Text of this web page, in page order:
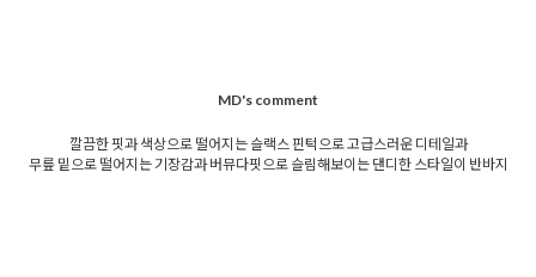
MD's comment
깔끔한 핏과 색상으로 떨어지는 슬랙스 핀턱으로 고급스러운 디테일과
무릎 밑으로 떨어지는 기장감과 버뮤다핏으로 슬림해보이는 댄디한 스타일이 반바지